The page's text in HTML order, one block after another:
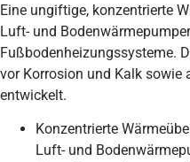
Eine ungiftige, konzentrierte
Luft- und
Fußbodenheizungssysteme.
vor Korrosion und Kalk sowie
entwickelt.
Konzentrierte
Luft- und